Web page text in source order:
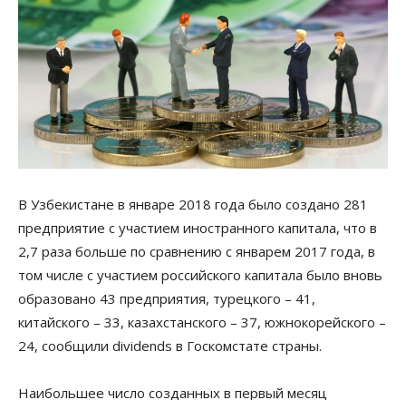
В Узбекистане в январе 2018 года было создано 281
предприятие с участием иностранного капитала, что в
2,7 раза больше по сравнению с январем 2017 года, в
том числе с участием российского капитала было вновь
образовано 43 предприятия, турецкого – 41,
китайского – 33, казахстанского – 37, южнокорейского –
24, сообщили dividends в Госкомстате страны.
Наибольшее число созданных в первый месяц